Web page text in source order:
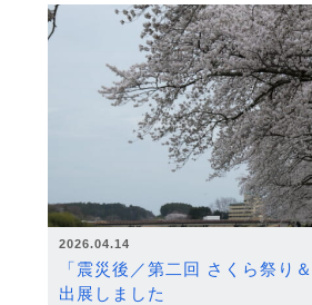
2026.04.14
「震災後／第二回 さくら祭り
出展しました